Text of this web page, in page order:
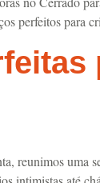
perfeitos para
reunimos uma